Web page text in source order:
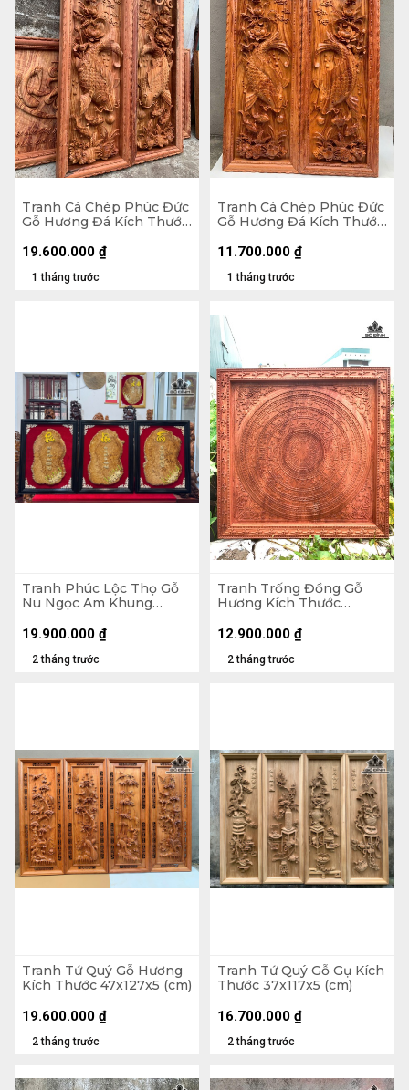
Tranh Cá Chép Phúc Đức
Gỗ Hương Đá Kích Thước
1 tháng trước
19.600.000 ₫
Tranh Cá Chép Phúc Đức
Gỗ Hương Đá Kích Thước
1 tháng trước
11.700.000 ₫
Tranh Phúc Lộc Thọ Gỗ
Nu Ngọc Am Khung
2 tháng trước
19.900.000 ₫
Tranh Trống Đồng Gỗ
Hương Kích Thước
2 tháng trước
12.900.000 ₫
Tranh Tứ Quý Gỗ Hương
Kích Thước 47x127x5 (cm)
2 tháng trước
19.600.000 ₫
Tranh Tứ Quý Gỗ Gụ Kích
Thước 37x117x5 (cm)
2 tháng trước
16.700.000 ₫